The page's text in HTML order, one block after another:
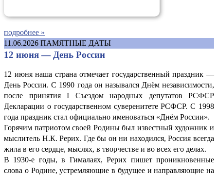
подробнее »
11.06.2026 ПАМЯТНЫЕ ДАТЫ
12 июня — День России
12 июня наша страна отмечает государственный праздник —
День России. С 1990 года он назывался Днём независимости,
после принятия I Съездом народных депутатов РСФСР
Декларации о государственном суверенитете РСФСР. С 1998
года праздник стал официально именоваться «Днём России».
Горячим патриотом своей Родины был известный художник и
мыслитель Н.К. Рерих. Где бы он ни находился, Россия всегда
жила в его сердце, мыслях, в творчестве и во всех его делах.
В 1930-е годы, в Гималаях, Рерих пишет проникновенные
слова о Родине, устремляющие в будущее и направляющие на